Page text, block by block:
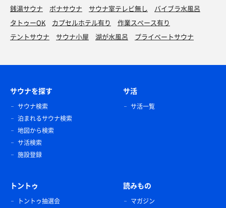
銭湯サウナ
ボナサウナ サウナ室テレビ無し
バイブラ水風呂
タトゥーOK
カプセルホテル有り
作業スペース有り
テントサウナ
サウナ小屋 湖が水風呂 プライベートサウナ
サウナを探す
サウナ検索
泊まれるサウナ検索
地図から検索
サ活検索
施設登録
サ活
サ活一覧
トントゥ
トントゥ抽選会
読みもの
マガジン